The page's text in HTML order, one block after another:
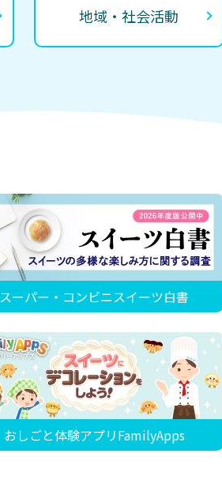
地域・社会活動
スーパー・コンビニスイーツ白書
おしごと体験アプリFamilyApps